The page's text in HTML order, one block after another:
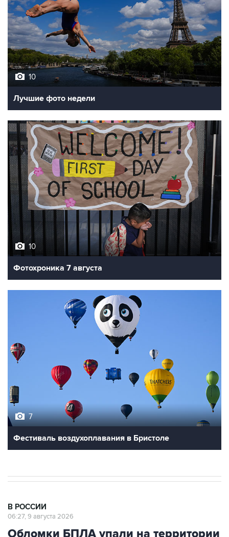
10
Лучшие фото недели
10
Фотохроника 7 августа
Фестиваль воздухоплавания в Бристоле
Обломки БПЛА упали на территории
двух предприятий в Новороссийске